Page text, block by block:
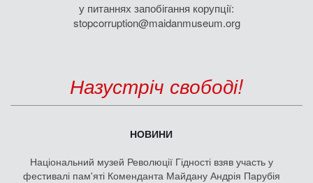
у питаннях запобігання корупції:
stopcorruption@maidanmuseum.org
Назустріч свободі!
НОВИНИ
Національний музей Революції Гідності взяв участь у
фестивалі пам'яті Коменданта Майдану Андрія Парубія